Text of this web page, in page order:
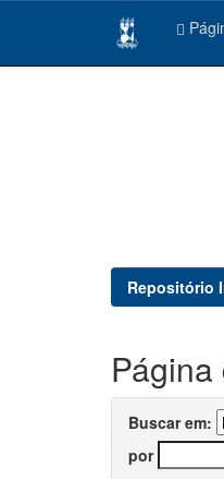
Repositório
Buscar em:
por